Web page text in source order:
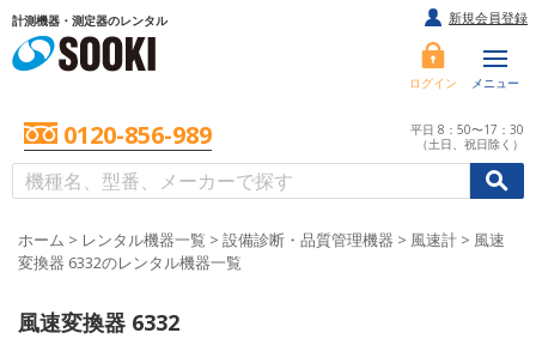
計測機器・測定器のレンタル
ログイン メニュー
0120-856-989
平日 8：50〜17：30
（土日、祝日除く）
//
新規会員登録
ホーム > レンタル機器一覧 > 設備診断・品質管理機器 > 風速計 > 風速
変換器 6332のレンタル機器一覧
風速変換器 6332